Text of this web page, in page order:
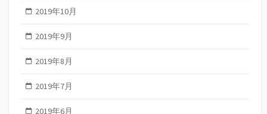
2019年10月
2019年9月
2019年8月
2019年7月
2019年6月